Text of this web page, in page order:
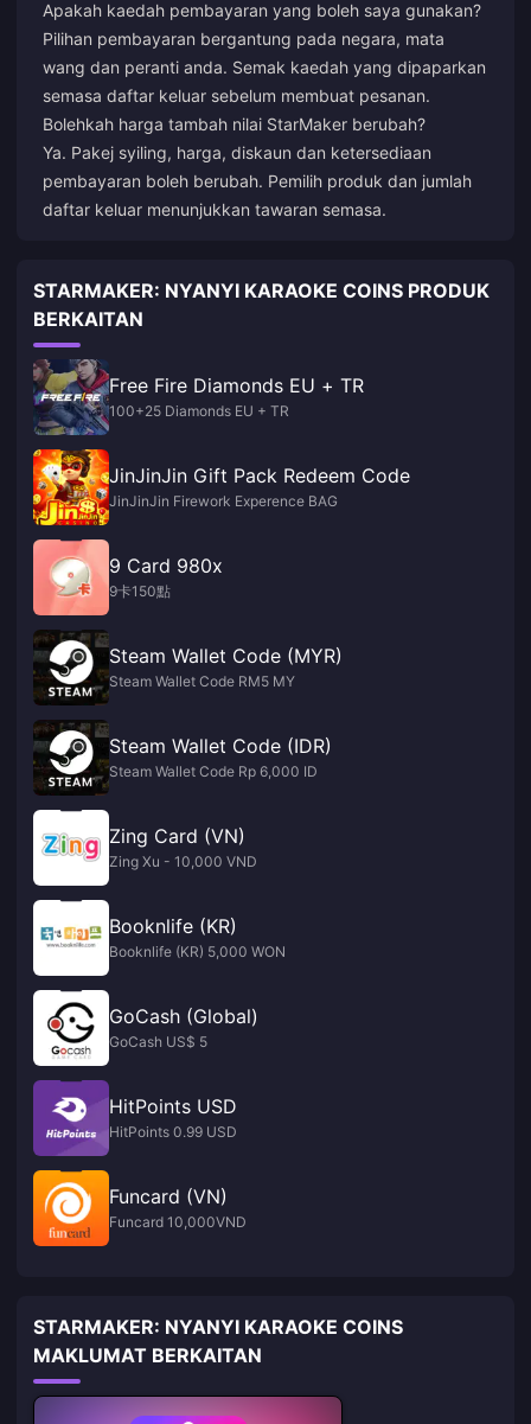
Apakah kaedah pembayaran yang boleh saya gunakan?
Pilihan pembayaran bergantung pada negara, mata
wang dan peranti anda. Semak kaedah yang dipaparkan
semasa daftar keluar sebelum membuat pesanan.
Bolehkah harga tambah nilai StarMaker berubah?
Ya. Pakej syiling, harga, diskaun dan ketersediaan
pembayaran boleh berubah. Pemilih produk dan jumlah
daftar keluar menunjukkan tawaran semasa.
STARMAKER: NYANYI KARAOKE COINS PRODUK
BERKAITAN
Free Fire Diamonds EU + TR
100+25 Diamonds EU + TR
JinJinJin Gift Pack Redeem Code
JinJinJin Firework Experence BAG
9 Card 980x
9卡150點
Steam Wallet Code (MYR)
Steam Wallet Code RM5 MY
Steam Wallet Code (IDR)
Steam Wallet Code Rp 6,000 ID
Zing Card (VN)
Zing Xu - 10,000 VND
Booknlife (KR)
Booknlife (KR) 5,000 WON
GoCash (Global)
GoCash US$ 5
HitPoints USD
HitPoints 0.99 USD
Funcard (VN)
Funcard 10,000VND
STARMAKER: NYANYI KARAOKE COINS
MAKLUMAT BERKAITAN